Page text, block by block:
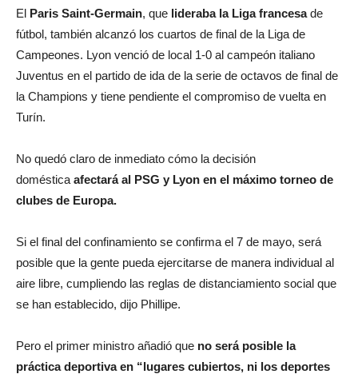
El Paris Saint-Germain, que lideraba la Liga francesade
fútbol, también alcanzó los cuartos de final de la Liga de
Campeones. Lyon venció de local 1-0 al campeón italiano
Juventus en el partido de ida de la serie de octavos de final de
la Champions y tiene pendiente el compromiso de vuelta en
Turín.
No quedó claro de inmediato cómo la decisión
doméstica afectará al PSG y Lyon en el máximo torneo de
clubes de Europa.
Si el final del confinamiento se confirma el 7 de mayo, será
posible que la gente pueda ejercitarse de manera individual al
aire libre, cumpliendo las reglas de distanciamiento social que
se han establecido, dijo Phillipe.
Pero el primer ministro añadió que no será posible la
práctica deportiva en “lugares cubiertos, ni los deportes